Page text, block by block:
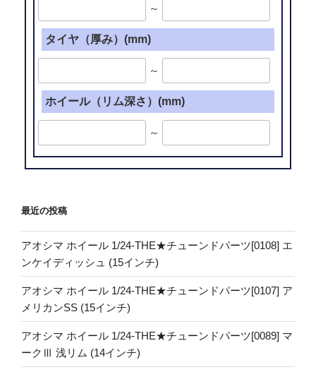
～
タイヤ（厚み）(mm)
～
ホイール（リム深さ）(mm)
～
最近の投稿
アオシマ ホイール 1/24-THE★チューンドパーツ[0108] エ
ンケイディッシュ (15インチ)
アオシマ ホイール 1/24-THE★チューンドパーツ[0107] ア
メリカンSS (15インチ)
アオシマ ホイール 1/24-THE★チューンドパーツ[0089] マ
ークⅢ 浅リム (14インチ)